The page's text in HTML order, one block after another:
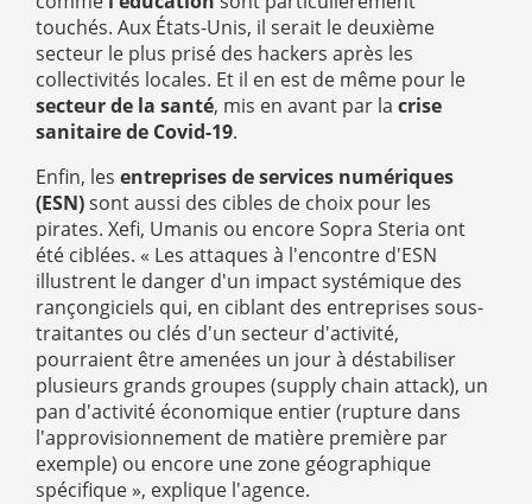
touchés. Aux États-Unis, il serait le deuxième
secteur le plus prisé des hackers après les
collectivités locales. Et il en est de même pour le
secteur de la santé, mis en avant par la crise
sanitaire de Covid-19.
Enfin, les entreprises de services numériques
(ESN)sont aussi des cibles de choix pour les
pirates. Xefi, Umanis ou encore Sopra Steria ont
été ciblées. « Les attaques à l'encontre d'ESN
illustrent le danger d'un impact systémique des
rançongiciels qui, en ciblant des entreprises sous-
traitantes ou clés d'un secteur d'activité,
pourraient être amenées un jour à déstabiliser
plusieurs grands groupes (supply chain attack), un
pan d'activité économique entier (rupture dans
l'approvisionnement de matière première par
exemple) ou encore une zone géographique
spécifique », explique l'agence.